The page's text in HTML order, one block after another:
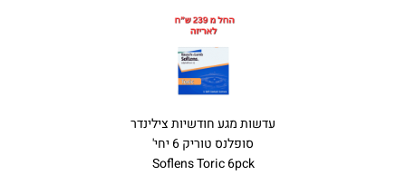
עדשות מגע חודשיות צילינדר
סופלנס טוריק 6 יחי'
Soflens Toric 6pck